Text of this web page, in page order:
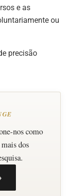
e as
ou
precisão
nos como
dos